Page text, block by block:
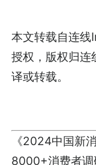
本文转载自连
授权，版权归
译或转载。
《2024中国新
8000+消费者